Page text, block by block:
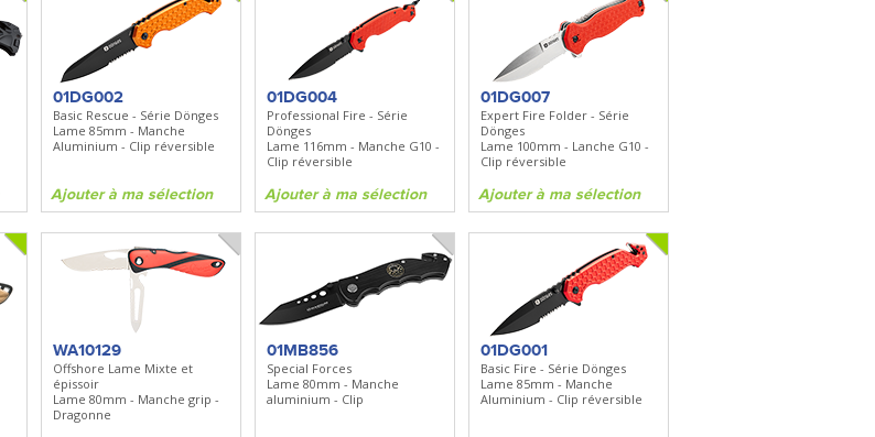
01DG002
Basic Rescue - Série Dönges
Lame 85mm - Manche
Aluminium - Clip réversible
Ajouter à ma sélection
01DG004
Professional Fire - Série
Dönges
Lame 116mm - Manche G10 -
Clip réversible
Ajouter à ma sélection
01DG007
Expert Fire Folder - Série
Dönges
Lame 100mm - Lanche G10 -
Clip réversible
Ajouter à ma sélection
WA10129
Offshore Lame Mixte et
épissoir
Lame 80mm - Manche grip -
Dragonne
01MB856
Special Forces
Lame 80mm - Manche
aluminium - Clip
01DG001
Basic Fire - Série Dönges
Lame 85mm - Manche
Aluminium - Clip réversible